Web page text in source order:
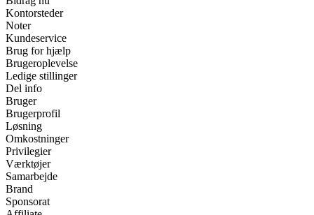
Kontorsteder
Noter
Kundeservice
Brug for hjælp
Brugeroplevelse
Ledige stillinger
Del info
Bruger
Brugerprofil
Løsning
Omkostninger
Privilegier
Værktøjer
Samarbejde
Brand
Sponsorat